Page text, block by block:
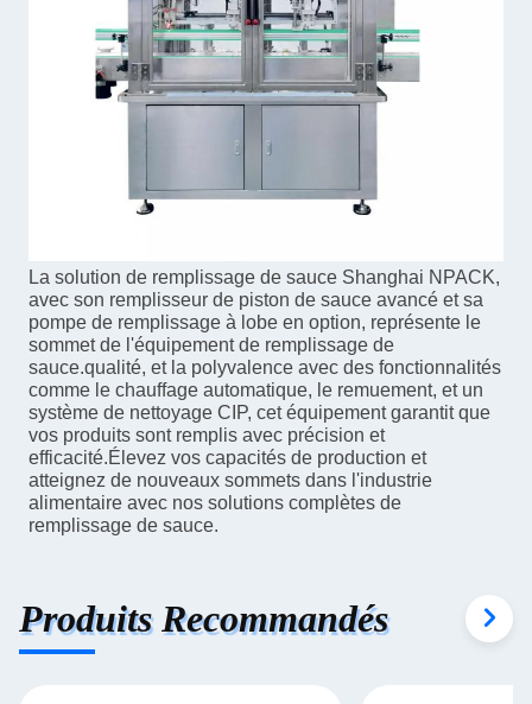
La solution de remplissage de sauce Shanghai NPACK,
avec son remplisseur de piston de sauce avancé et sa
pompe de remplissage à lobe en option, représente le
sommet de l'équipement de remplissage de
sauce.qualité, et la polyvalence avec des fonctionnalités
comme le chauffage automatique, le remuement, et un
système de nettoyage CIP, cet équipement garantit que
vos produits sont remplis avec précision et
efficacité.Élevez vos capacités de production et
atteignez de nouveaux sommets dans l'industrie
alimentaire avec nos solutions complètes de
remplissage de sauce.
Produits Recommandés